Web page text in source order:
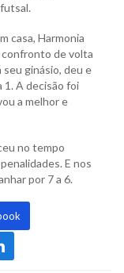
casa, Harmonia
confronto de volta
seu ginásio, deu e
1. A decisão foi
a melhor e
no tempo
E nos
por 7 a 6.